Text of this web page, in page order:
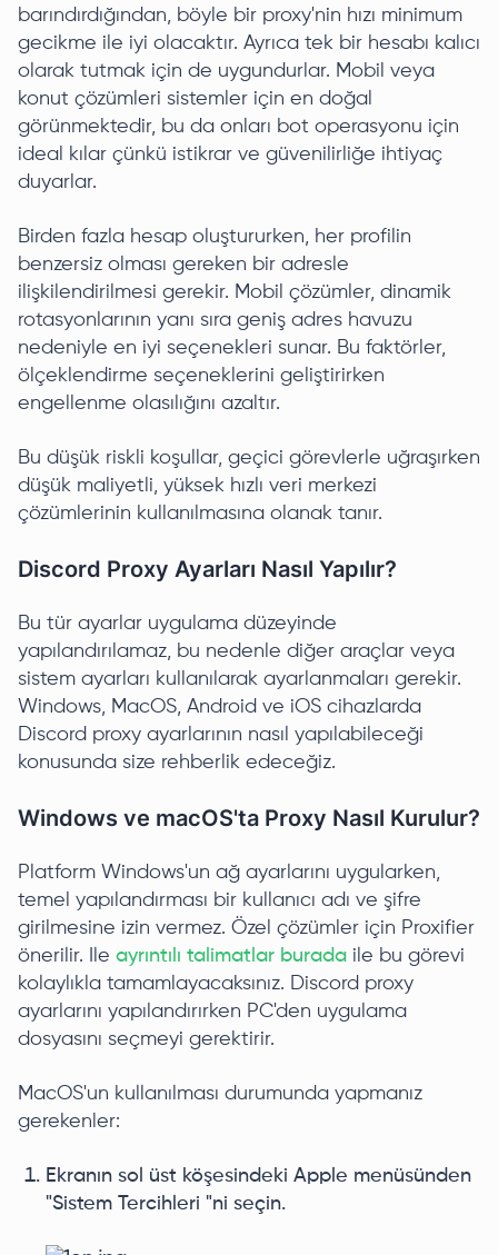
barındırdığından, böyle bir proxy'nin hızı minimum
gecikme ile iyi olacaktır. Ayrıca tek bir hesabı kalıcı
olarak tutmak için de uygundurlar. Mobil veya
konut çözümleri sistemler için en doğal
görünmektedir, bu da onları bot operasyonu için
ideal kılar çünkü istikrar ve güvenilirliğe ihtiyaç
duyarlar.
Birden fazla hesap oluştururken, her profilin
benzersiz olması gereken bir adresle
ilişkilendirilmesi gerekir. Mobil çözümler, dinamik
rotasyonlarının yanı sıra geniş adres havuzu
nedeniyle en iyi seçenekleri sunar. Bu faktörler,
ölçeklendirme seçeneklerini geliştirirken
engellenme olasılığını azaltır.
Bu düşük riskli koşullar, geçici görevlerle uğraşırken
düşük maliyetli, yüksek hızlı veri merkezi
çözümlerinin kullanılmasına olanak tanır.
Discord Proxy Ayarları Nasıl Yapılır?
Bu tür ayarlar uygulama düzeyinde
yapılandırılamaz, bu nedenle diğer araçlar veya
sistem ayarları kullanılarak ayarlanmaları gerekir.
Windows, MacOS, Android ve iOS cihazlarda
Discord proxy ayarlarının nasıl yapılabileceği
konusunda size rehberlik edeceğiz.
Windows ve macOS'ta Proxy Nasıl Kurulur?
Platform Windows'un ağ ayarlarını uygularken,
temel yapılandırması bir kullanıcı adı ve şifre
girilmesine izin vermez. Özel çözümler için Proxifier
önerilir. Ile ayrıntılı talimatlar burada ile bu görevi
kolaylıkla tamamlayacaksınız. Discord proxy
ayarlarını yapılandırırken PC'den uygulama
dosyasını seçmeyi gerektirir.
MacOS'un kullanılması durumunda yapmanız
gerekenler:
Ekranın sol üst köşesindeki Apple menüsünden
"Sistem Tercihleri "ni seçin.